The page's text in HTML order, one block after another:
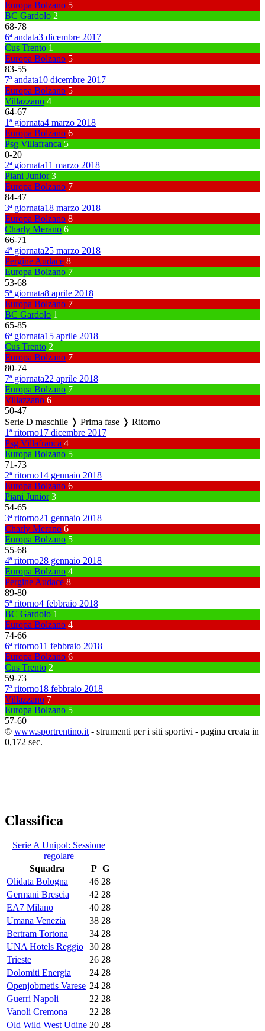
Europa Bolzano 5
BC Gardolo 2
68-78
6ª andata3 dicembre 2017
Cus Trento 1
Europa Bolzano 5
83-55
7ª andata10 dicembre 2017
Europa Bolzano 5
Villazzano 4
64-67
1ª giornata4 marzo 2018
Europa Bolzano 6
Psg Villafranca 5
0-20
2ª giornata11 marzo 2018
Piani Junior 3
Europa Bolzano 7
84-47
3ª giornata18 marzo 2018
Europa Bolzano 8
Charly Merano 6
66-71
4ª giornata25 marzo 2018
Pergine Audace 8
Europa Bolzano 7
53-68
5ª giornata8 aprile 2018
Europa Bolzano 7
BC Gardolo 1
65-85
6ª giornata15 aprile 2018
Cus Trento 2
Europa Bolzano 7
80-74
7ª giornata22 aprile 2018
Europa Bolzano 7
Villazzano 6
50-47
Serie D maschile ❭ Prima fase ❭ Ritorno
1ª ritorno17 dicembre 2017
Psg Villafranca 4
Europa Bolzano 5
71-73
2ª ritorno14 gennaio 2018
Europa Bolzano 6
Piani Junior 3
54-65
3ª ritorno21 gennaio 2018
Charly Merano 6
Europa Bolzano 5
55-68
4ª ritorno28 gennaio 2018
Europa Bolzano 4
Pergine Audace 8
89-80
5ª ritorno4 febbraio 2018
BC Gardolo 1
Europa Bolzano 4
74-66
6ª ritorno11 febbraio 2018
Europa Bolzano 6
Cus Trento 2
59-73
7ª ritorno18 febbraio 2018
Villazzano 7
Europa Bolzano 5
57-60
© www.sportrentino.it - strumenti per i siti sportivi - pagina creata in
0,172 sec.
Classifica
Serie A Unipol: Sessione
regolare
Squadra
P G
Olidata Bologna
46 28
Germani Brescia
42 28
EA7 Milano
40 28
Umana Venezia
38 28
Bertram Tortona
34 28
UNA Hotels Reggio 30 28
Trieste
26 28
Dolomiti Energia
24 28
Openjobmetis Varese 24 28
Guerri Napoli
22 28
Vanoli Cremona
22 28
Old Wild West Udine 20 28